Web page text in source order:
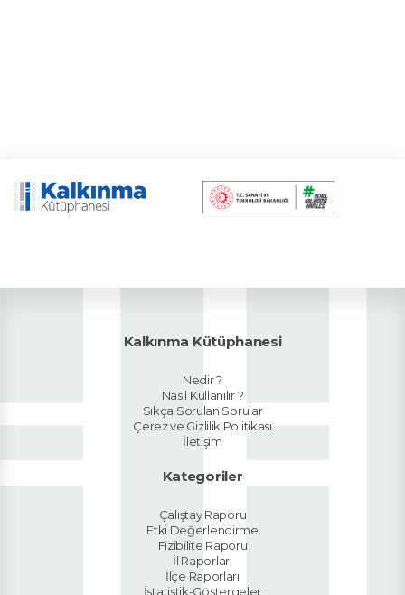
Kalkınma Kütüphanesi
Nedir ?
Nasıl Kullanılır ?
Sıkça Sorulan Sorular
Çerez ve Gizlilik Politikası
İletişim
Kategoriler
Çalıştay Raporu
Etki Değerlendirme
Fizibilite Raporu
İl Raporları
İlçe Raporları
İstatistik-Göstergeler